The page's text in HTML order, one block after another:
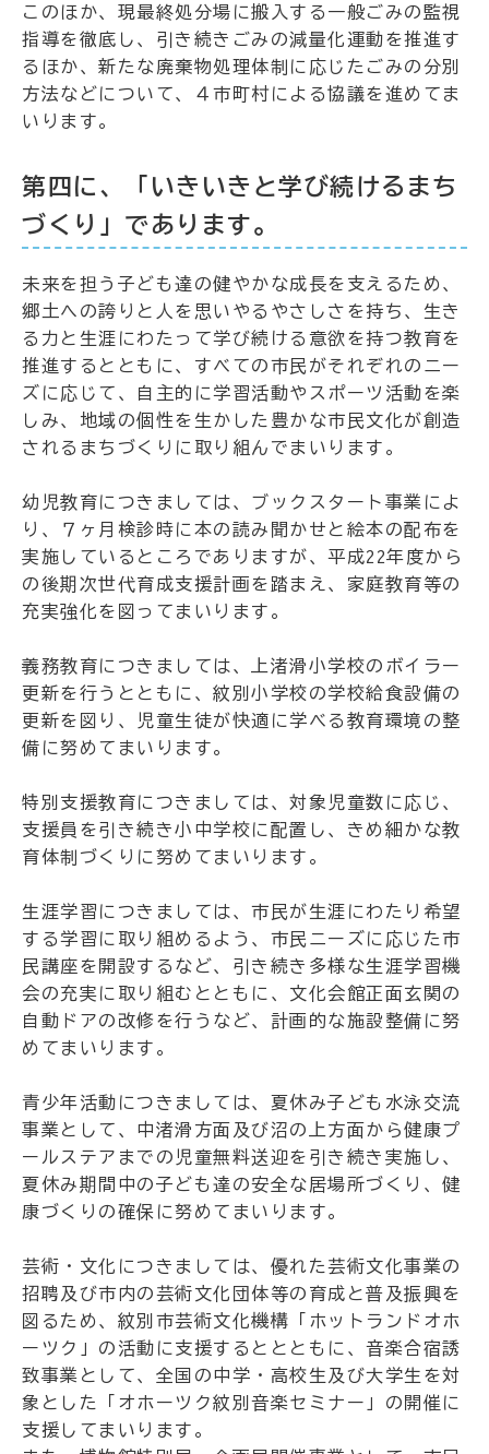
このほか、現最終処分場に搬入する一般ごみの監視
指導を徹底し、引き続きごみの減量化運動を推進す
るほか、新たな廃棄物処理体制に応じたごみの分別
方法などについて、４市町村による協議を進めてま
いります。
第四に、「いきいきと学び続けるまち
づくり」であります。
未来を担う子ども達の健やかな成長を支えるため、
郷土への誇りと人を思いやるやさしさを持ち、生き
る力と生涯にわたって学び続ける意欲を持つ教育を
推進するとともに、すべての市民がそれぞれのニー
ズに応じて、自主的に学習活動やスポーツ活動を楽
しみ、地域の個性を生かした豊かな市民文化が創造
されるまちづくりに取り組んでまいります。
幼児教育につきましては、ブックスタート事業によ
り、７ヶ月検診時に本の読み聞かせと絵本の配布を
実施しているところでありますが、平成22年度から
の後期次世代育成支援計画を踏まえ、家庭教育等の
充実強化を図ってまいります。
義務教育につきましては、上渚滑小学校のボイラー
更新を行うとともに、紋別小学校の学校給食設備の
更新を図り、児童生徒が快適に学べる教育環境の整
備に努めてまいります。
特別支援教育につきましては、対象児童数に応じ、
支援員を引き続き小中学校に配置し、きめ細かな教
育体制づくりに努めてまいります。
生涯学習につきましては、市民が生涯にわたり希望
する学習に取り組めるよう、市民ニーズに応じた市
民講座を開設するなど、引き続き多様な生涯学習機
会の充実に取り組むとともに、文化会館正面玄関の
自動ドアの改修を行うなど、計画的な施設整備に努
めてまいります。
青少年活動につきましては、夏休み子ども水泳交流
事業として、中渚滑方面及び沼の上方面から健康プ
ールステアまでの児童無料送迎を引き続き実施し、
夏休み期間中の子ども達の安全な居場所づくり、健
康づくりの確保に努めてまいります。
芸術・文化につきましては、優れた芸術文化事業の
招聘及び市内の芸術文化団体等の育成と普及振興を
図るため、紋別市芸術文化機構「ホットランドオホ
ーツク」の活動に支援するととともに、音楽合宿誘
致事業として、全国の中学・高校生及び大学生を対
象とした「オホーツク紋別音楽セミナー」の開催に
支援してまいります。